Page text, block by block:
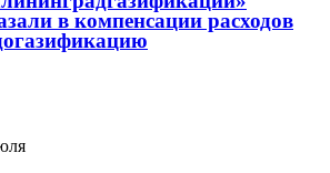
в компенсации расходов